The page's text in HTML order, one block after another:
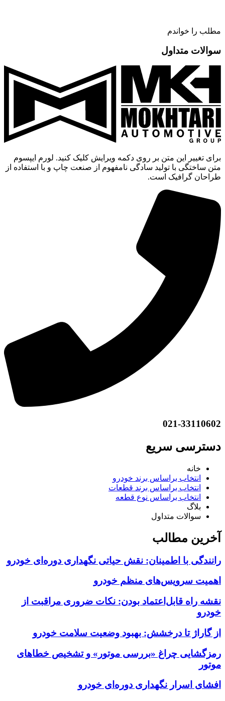
مطلب را خواندم
سوالات متداول
برای تغییر این متن بر روی دکمه ویرایش کلیک کنید. لورم ایپسوم
متن ساختگی با تولید سادگی نامفهوم از صنعت چاپ و با استفاده از
طراحان گرافیک است.
021-33110602
دسترسی سریع
خانه
انتخاب براساس برند خودرو
انتخاب براساس برند قطعات
انتخاب براساس نوع قطعه
بلاگ
سوالات متداول
آخرین مطالب
رانندگی با اطمینان: نقش حیاتی نگهداری دوره‌ای خودرو
اهمیت سرویس‌های منظم خودرو
نقشه راه قابل‌اعتماد بودن: نکات ضروری مراقبت از
خودرو
از گاراژ تا درخشش: بهبود وضعیت سلامت خودرو
رمزگشایی چراغ «بررسی موتور» و تشخیص خطاهای
موتور
افشای اسرار نگهداری دوره‌ای خودرو